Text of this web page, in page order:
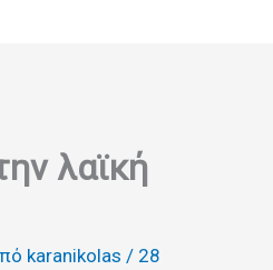
λαϊκή
karanikolas/ 28